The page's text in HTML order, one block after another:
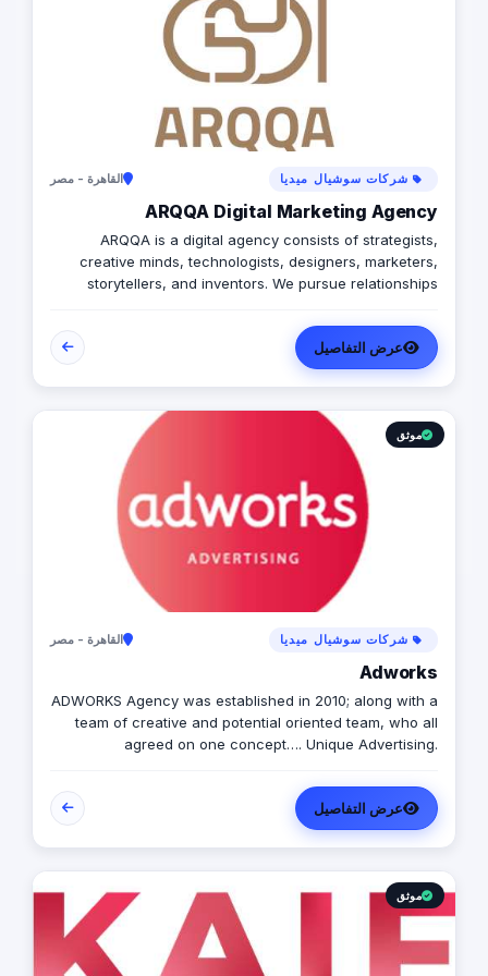
شركات سوشيال ميديا القاهرة - مصر
ARQQA Digital Marketing Agency
ARQQA is a digital agency consists of strategists,
creative minds, technologists, designers, marketers,
storytellers, and inventors. We pursue relationships
integrity with our employees, customers and other
business partners.
عرض التفاصيل
موثق
شركات سوشيال ميديا القاهرة - مصر
Adworks
ADWORKS Agency was established in 2010; along with a
team of creative and potential oriented team, who all
agreed on one concept…. Unique Advertising.
the advertising field as it proves its presence. The main
objective of ADWORKS is “reflecting genuine and pure
originality” Realizing our clients’ targets & goals and
satisfy the particular requirement of each project is our
main objective in addition to committing to the details of
each project by regarding its exceptional and
uniqueness; a path to being one of the finest advertising
firms in Egypt. Introducing to our clients with key altering
project management to cover their requirements and
عرض التفاصيل
موثق